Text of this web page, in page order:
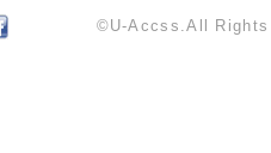
©U-Accss.All Rights